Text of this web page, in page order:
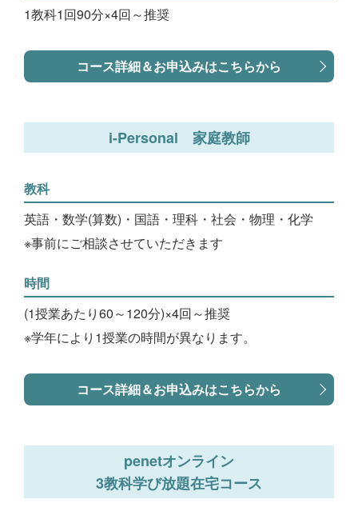
1教科1回90分×4回～推奨
コース詳細＆お申込みはこちらから
i-Personal 家庭教師
教科
英語・数学(算数)・国語・理科・社会・物理・化学
※事前にご相談させていただきます
時間
(1授業あたり60～120分)×4回～推奨
※学年により1授業の時間が異なります。
コース詳細＆お申込みはこちらから
penetオンライン
3教科学び放題在宅コース